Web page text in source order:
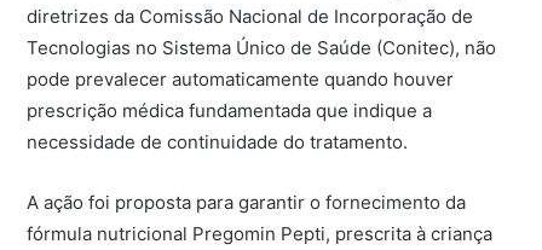
diretrizes da Comissão Nacional de Incorporação de
Tecnologias no Sistema Único de Saúde (Conitec), não
pode prevalecer automaticamente quando houver
prescrição médica fundamentada que indique a
necessidade de continuidade do tratamento.
A ação foi proposta para garantir o fornecimento da
fórmula nutricional Pregomin Pepti, prescrita à criança